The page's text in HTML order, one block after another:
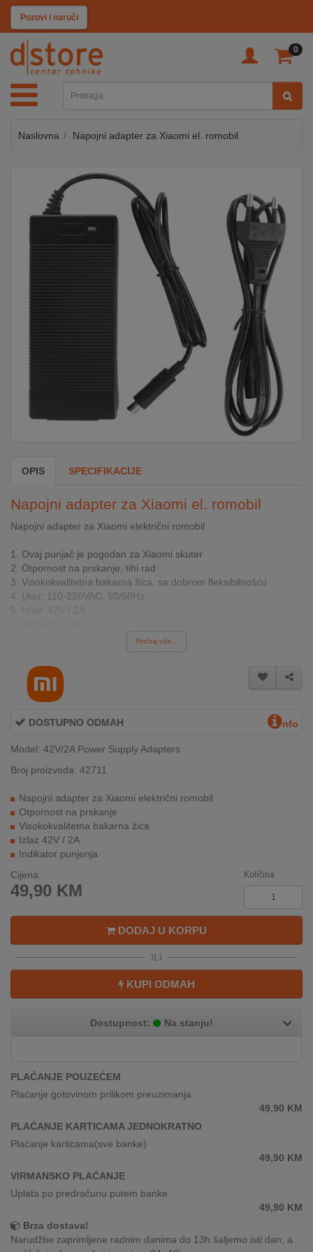
Pozovi i naruči
0
KATEGORIJE
TV
SAT
MOBILNI
KABLOVI
KUĆANSKI
APARATI
DOM
ALATI
KLIMATIZACIJA
PC
&
GAME
MOJ
NALOG
BRENDOVI
NOVO
U
PONUDI
KONTAKT
KUPOVINA
RATE
REKLAMACIJA
SERVIS
KAKO
KUPITI?
KUPOVINA
IZ
ENERGETSKE
DIGITALIS
Naslovna Napojni adapter za Xiaomi el. romobil
OPIS SPECIFIKACIJE
Napojni adapter za Xiaomi el. romobil
Napojni adapter za Xiaomi električni romobil
1. Ovaj punjač je pogodan za Xiaomi skuter
2. Otpornost na prskanje, tihi rad
3. Visokokvalitetna bakarna žica, sa dobrom fleksibilnošću
4. Ulaz: 110-220VAC, 50/60Hz
Pročitaj više...
DOSTUPNO ODMAH nfo
Model: 42V/2A Power Supply Adapters
Broj proizvoda: 42711
Napojni adapter za Xiaomi električni romobil
Otpornost na prskanje
Visokokvalitetna bakarna žica
Izlaz 42V / 2A
Indikator punjenja
Cijena:
49,90 KM
Količina
DODAJ U KORPU
ILI
KUPI ODMAH
Dostupnost: Na stanju!
PLAĆANJE POUZEĆEM
Plaćanje gotovinom prilikom preuzimanja
49,90 KM
PLAĆANJE KARTICAMA JEDNOKRATNO
Plaćanje karticama(sve banke)
49,90 KM
VIRMANSKO PLAĆANJE
Uplata po predračunu putem banke
49,90 KM
Brza dostava!
Narudžbe zaprimljene radnim danima do 13h šaljemo isti dan, a